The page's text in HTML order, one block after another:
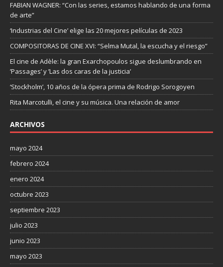
FABIAN WAGNER: “Con las series, estamos hablando de una forma
de arte”
‘Industrias del Cine’ elige las 20 mejores películas de 2023
COMPOSITORAS DE CINE XVI: “Selma Mutal, la escucha y el riesgo”
El cine de Adèle: la gran Exarchopoulos sigue deslumbrando en
’Passages’ y ’Las dos caras de la justicia’
‘Stockholm’, 10 años de la ópera prima de Rodrigo Sorogoyen
Rita Marcotulli, el cine y su música. Una relación de amor
ARCHIVOS
mayo 2024
febrero 2024
enero 2024
octubre 2023
septiembre 2023
julio 2023
junio 2023
mayo 2023